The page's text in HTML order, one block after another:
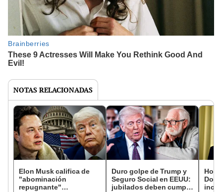
NOTAS RELACIONADAS
Elon Musk califica de
"abominación
repugnante"
Duro golpe de Trump y
Seguro Social en EEUU:
jubilados deben cumplir